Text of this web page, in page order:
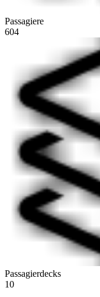
Passagiere
604
Passagierdecks
10